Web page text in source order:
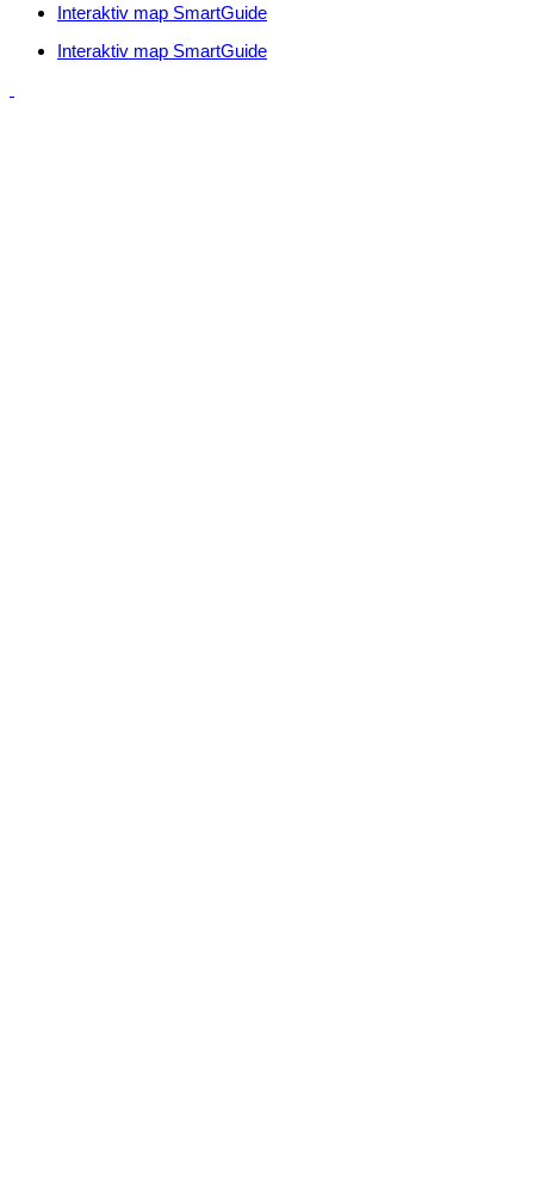
Interaktiv map SmartGuide
Interaktiv map SmartGuide